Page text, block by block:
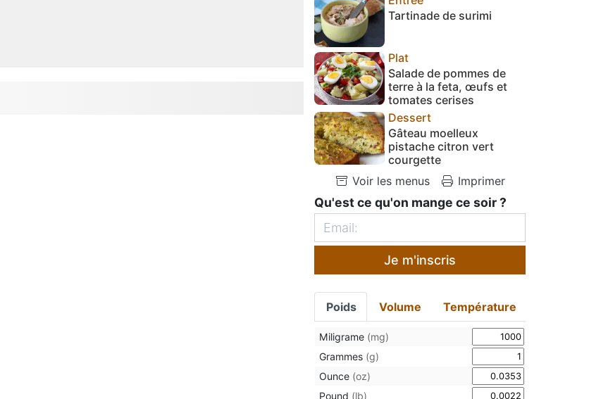
Tartinade de surimi
Plat
Salade de pommes de
terre à la feta, œufs et
tomates cerises
Dessert
Gâteau moelleux
pistache citron vert
courgette
Voir les menus
Imprimer
Qu'est ce qu'on mange ce soir ?
Je m'inscris
Poids Volume Température
Miligrame (mg)
Grammes (g)
Ounce (oz)
Pound (lb)